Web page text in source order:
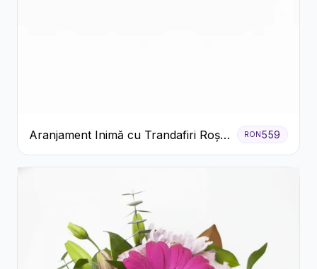
Aranjament Inimă cu Trandafiri Roșii
și Ciocolată Ferrero Rocher
RON 559